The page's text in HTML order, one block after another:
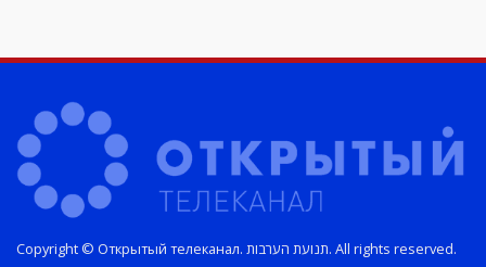
Copyright © Открытый телеканал. תנועת הערבות. All rights reserved.